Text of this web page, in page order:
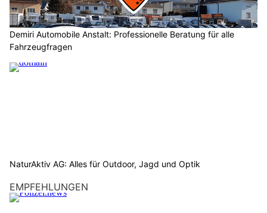
Demiri Automobile Anstalt: Professionelle Beratung für alle
Fahrzeugfragen
NaturAktiv AG: Alles für Outdoor, Jagd und Optik
EMPFEHLUNGEN